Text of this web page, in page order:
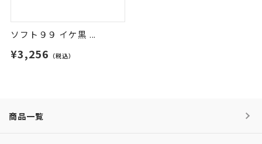
ソフト９９ イケ黒 ...
¥3,256 （税込）
商品一覧